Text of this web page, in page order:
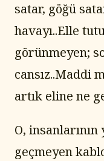
satar, göğü
havayı..Elle
görünmeyen;
cansız..Maddi
artık eline ne
O,
geçmeyen